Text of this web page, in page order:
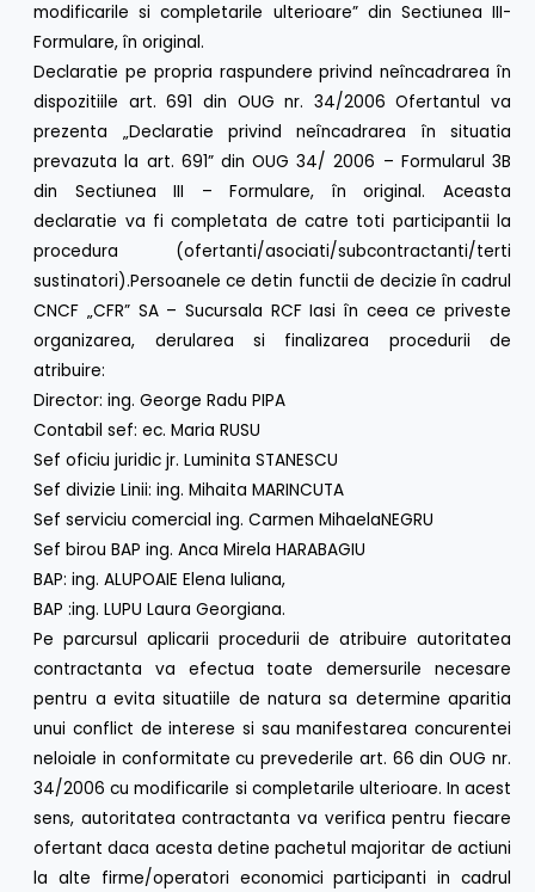
modificarile si completarile ulterioare” din Sectiunea III-
Formulare, în original.
Declaratie pe propria raspundere privind neîncadrarea în
dispozitiile art. 691 din OUG nr. 34/2006 Ofertantul va
prezenta „Declaratie privind neîncadrarea în situatia
prevazuta la art. 691” din OUG 34/ 2006 – Formularul 3B
din Sectiunea III – Formulare, în original. Aceasta
declaratie va fi completata de catre toti participantii la
procedura (ofertanti/asociati/subcontractanti/terti
sustinatori).Persoanele ce detin functii de decizie în cadrul
CNCF „CFR” SA – Sucursala RCF Iasi în ceea ce priveste
organizarea, derularea si finalizarea procedurii de
atribuire:
Director: ing. George Radu PIPA
Contabil sef: ec. Maria RUSU
Sef oficiu juridic jr. Luminita STANESCU
Sef divizie Linii: ing. Mihaita MARINCUTA
Sef serviciu comercial ing. Carmen MihaelaNEGRU
Sef birou BAP ing. Anca Mirela HARABAGIU
BAP: ing. ALUPOAIE Elena Iuliana,
BAP :ing. LUPU Laura Georgiana.
Pe parcursul aplicarii procedurii de atribuire autoritatea
contractanta va efectua toate demersurile necesare
pentru a evita situatiile de natura sa determine aparitia
unui conflict de interese si sau manifestarea concurentei
neloiale in conformitate cu prevederile art. 66 din OUG nr.
34/2006 cu modificarile si completarile ulterioare. In acest
sens, autoritatea contractanta va verifica pentru fiecare
ofertant daca acesta detine pachetul majoritar de actiuni
la alte firme/operatori economici participanti in cadrul